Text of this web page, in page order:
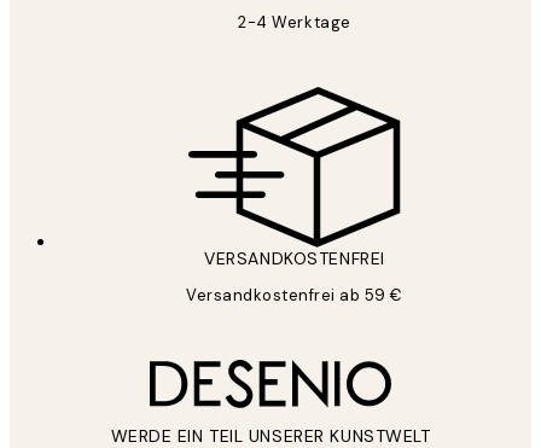
2-4 Werktage
VERSANDKOSTENFREI
Versandkostenfrei ab 59 €
WERDE EIN TEIL UNSERER KUNSTWELT